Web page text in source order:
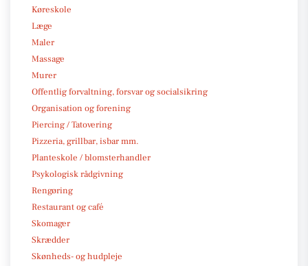
Køreskole
Læge
Maler
Massage
Murer
Offentlig forvaltning, forsvar og socialsikring
Organisation og forening
Piercing / Tatovering
Pizzeria, grillbar, isbar mm.
Planteskole / blomsterhandler
Psykologisk rådgivning
Rengøring
Restaurant og café
Skomager
Skrædder
Skønheds- og hudpleje